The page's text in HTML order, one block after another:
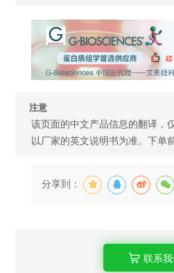
注意
该页面的中文产品信息的翻译，
以厂家的英文说明书为准。下单
分享到：
联系我